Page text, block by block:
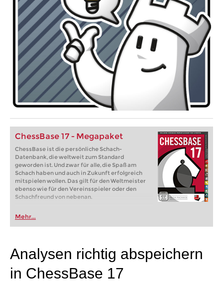
ChessBase 17 - Megapaket
ChessBase ist die persönliche Schach-
Datenbank, die weltweit zum Standard
geworden ist. Und zwar für alle, die Spaß am
Schach haben und auch in Zukunft erfolgreich
mitspielen wollen. Das gilt für den Weltmeister
ebenso wie für den Vereinsspieler oder den
Schachfreund von nebenan.
Mehr...
Analysen richtig abspeichern
in ChessBase 17